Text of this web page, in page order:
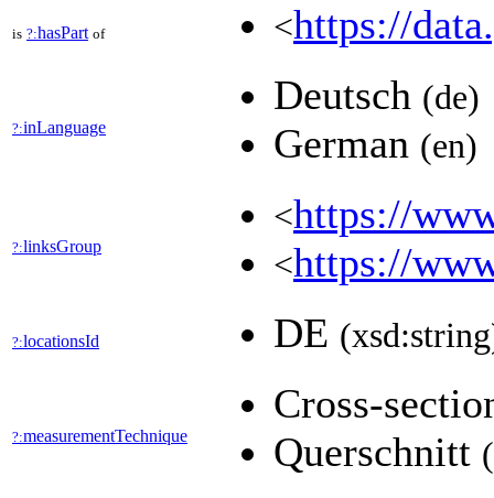
is ?:hasPart of <https://
?:inLanguage
Deutsch (de)
German (en)
?:linksGroup
<https://
<https://
?:locationsId DE
?:measurementTechnique
Cross-
Querschnitt